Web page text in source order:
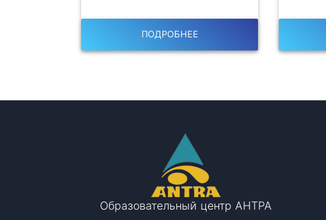
ПОДРОБНЕЕ
Образовательный центр АНТРА